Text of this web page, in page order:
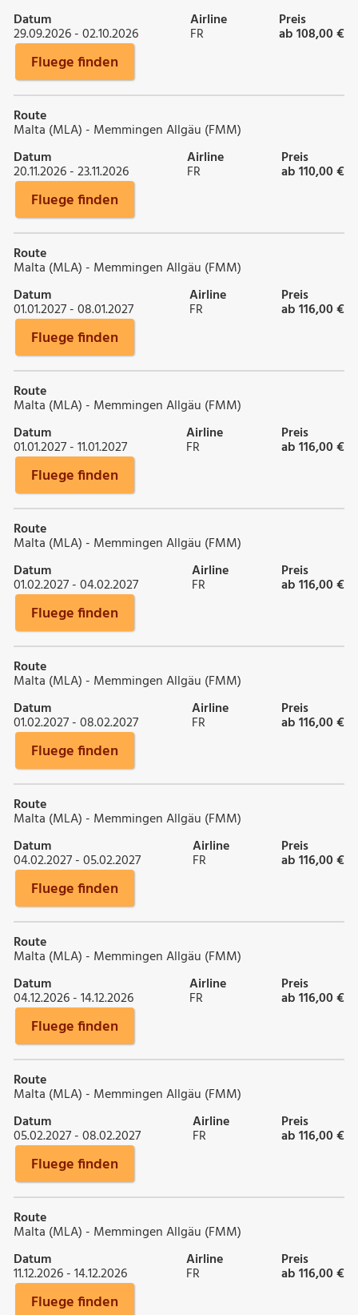
Datum
29.09.2026 - 02.10.2026
Airline
FR
Preis
ab 108,00 €
Fluege finden
Route
Malta (MLA) - Memmingen Allgäu (FMM)
Datum
20.11.2026 - 23.11.2026
Airline
FR
Preis
ab 110,00 €
Fluege finden
Route
Malta (MLA) - Memmingen Allgäu (FMM)
Datum
01.01.2027 - 08.01.2027
Airline
FR
Preis
ab 116,00 €
Fluege finden
Route
Malta (MLA) - Memmingen Allgäu (FMM)
Datum
01.01.2027 - 11.01.2027
Airline
FR
Preis
ab 116,00 €
Fluege finden
Route
Malta (MLA) - Memmingen Allgäu (FMM)
Datum
01.02.2027 - 04.02.2027
Airline
FR
Preis
ab 116,00 €
Fluege finden
Route
Malta (MLA) - Memmingen Allgäu (FMM)
Datum
01.02.2027 - 08.02.2027
Airline
FR
Preis
ab 116,00 €
Fluege finden
Route
Malta (MLA) - Memmingen Allgäu (FMM)
Datum
04.02.2027 - 05.02.2027
Airline
FR
Preis
ab 116,00 €
Fluege finden
Route
Malta (MLA) - Memmingen Allgäu (FMM)
Datum
04.12.2026 - 14.12.2026
Airline
FR
Preis
ab 116,00 €
Fluege finden
Route
Malta (MLA) - Memmingen Allgäu (FMM)
Datum
05.02.2027 - 08.02.2027
Airline
FR
Preis
ab 116,00 €
Fluege finden
Route
Malta (MLA) - Memmingen Allgäu (FMM)
Datum
11.12.2026 - 14.12.2026
Airline
FR
Preis
ab 116,00 €
Fluege finden